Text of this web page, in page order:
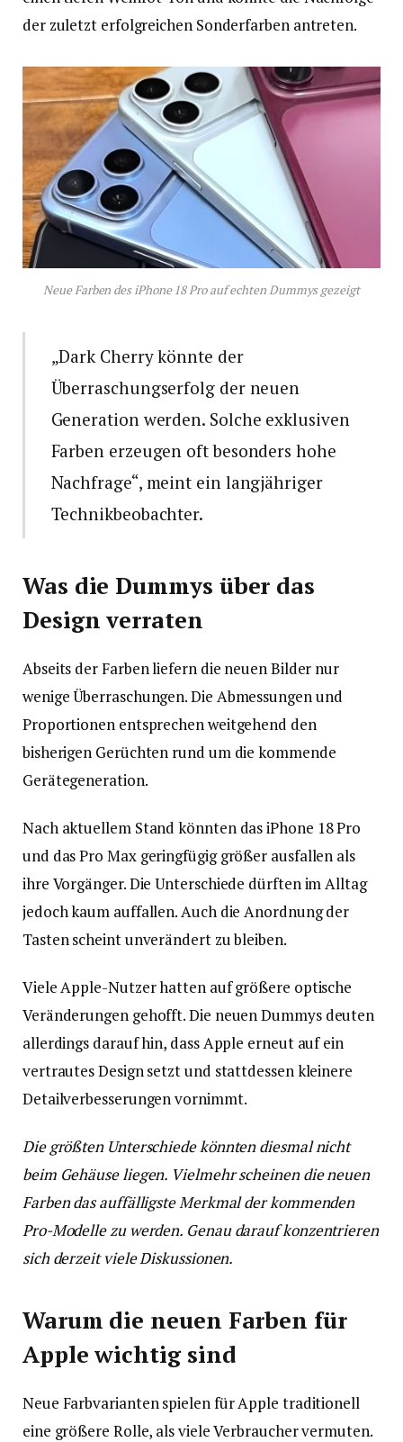
der zuletzt erfolgreichen Sonderfarben antreten.
Neue Farben des iPhone 18 Pro auf echten Dummys gezeigt
„Dark Cherry könnte der
Überraschungserfolg der neuen
Generation werden. Solche exklusiven
Farben erzeugen oft besonders hohe
Nachfrage“, meint ein langjähriger
Technikbeobachter.
Was die Dummys über das
Design verraten
Abseits der Farben liefern die neuen Bilder nur
wenige Überraschungen. Die Abmessungen und
Proportionen entsprechen weitgehend den
bisherigen Gerüchten rund um die kommende
Gerätegeneration.
Nach aktuellem Stand könnten das iPhone 18 Pro
und das Pro Max geringfügig größer ausfallen als
ihre Vorgänger. Die Unterschiede dürften im Alltag
jedoch kaum auffallen. Auch die Anordnung der
Tasten scheint unverändert zu bleiben.
Viele Apple-Nutzer hatten auf größere optische
Veränderungen gehofft. Die neuen Dummys deuten
allerdings darauf hin, dass Apple erneut auf ein
vertrautes Design setzt und stattdessen kleinere
Detailverbesserungen vornimmt.
Die größten Unterschiede könnten diesmal nicht
beim Gehäuse liegen. Vielmehr scheinen die neuen
Farben das auffälligste Merkmal der kommenden
Pro-Modelle zu werden. Genau darauf konzentrieren
sich derzeit viele Diskussionen.
Warum die neuen Farben für
Apple wichtig sind
Neue Farbvarianten spielen für Apple traditionell
eine größere Rolle, als viele Verbraucher vermuten.